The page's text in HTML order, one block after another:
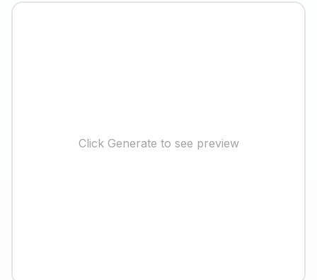
Click Generate to see preview